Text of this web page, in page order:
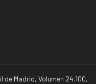
Madrid, Volumen 24.100,